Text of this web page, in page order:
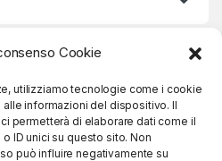
Cookie
utilizziamo tecnologie come i cookie
informazioni del dispositivo. Il
permetterà di elaborare dati come il
ID unici su questo sito. Non
può influire negativamente su
Iscriviti